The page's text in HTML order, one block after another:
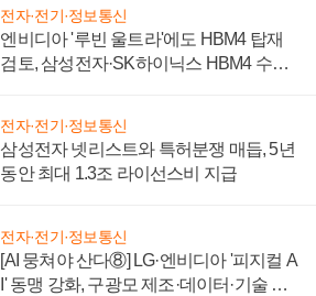
전자·전기·정보통신
엔비디아 '루빈 울트라'에도 HBM4 탑재
검토, 삼성전자·SK하이닉스 HBM4 수율
전자·전기·정보통신
삼성전자 넷리스트와 특허분쟁 매듭, 5년
동안 최대 1.3조 라이선스비 지급
전자·전기·정보통신
[AI 뭉쳐야 산다⑧] LG·엔비디아 '피지컬 A
I' 동맹 강화, 구광모 제조·데이터·기술 결